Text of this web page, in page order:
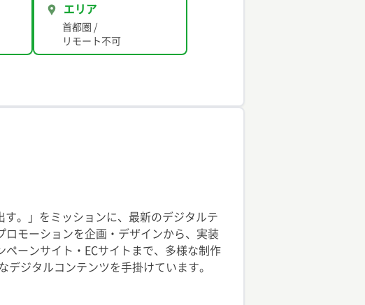
エリア
首都圏 /
リモート不可
。」をミッションに、最新のデジタルテ
モーションを企画・デザインから、実装
ーンサイト・ECサイトまで、多様な制作
ジタルコンテンツを手掛けています。